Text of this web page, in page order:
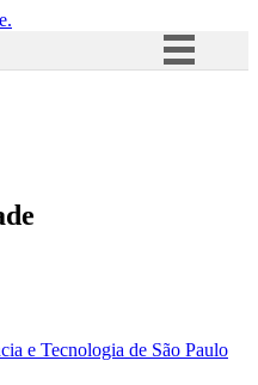
Acesso à informação
e Tecnologia de São Paulo